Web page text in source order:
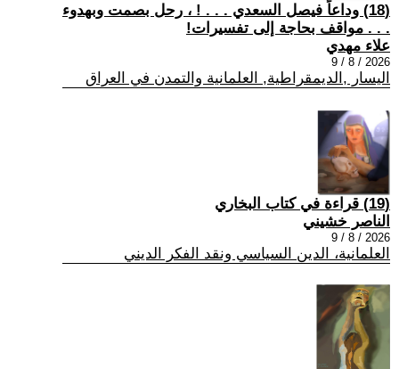
(18) وداعاً فيصل السعدي . . . ! ، رحل بصمت وبهدوء
. . . مواقف بحاجة إلى تفسيرات!
علاء مهدي
2026 / 8 / 9
اليسار ,الديمقراطية, العلمانية والتمدن في العراق
(19) قراءة في كتاب البخاري
الناصر خشيني
2026 / 8 / 9
العلمانية، الدين السياسي ونقد الفكر الديني